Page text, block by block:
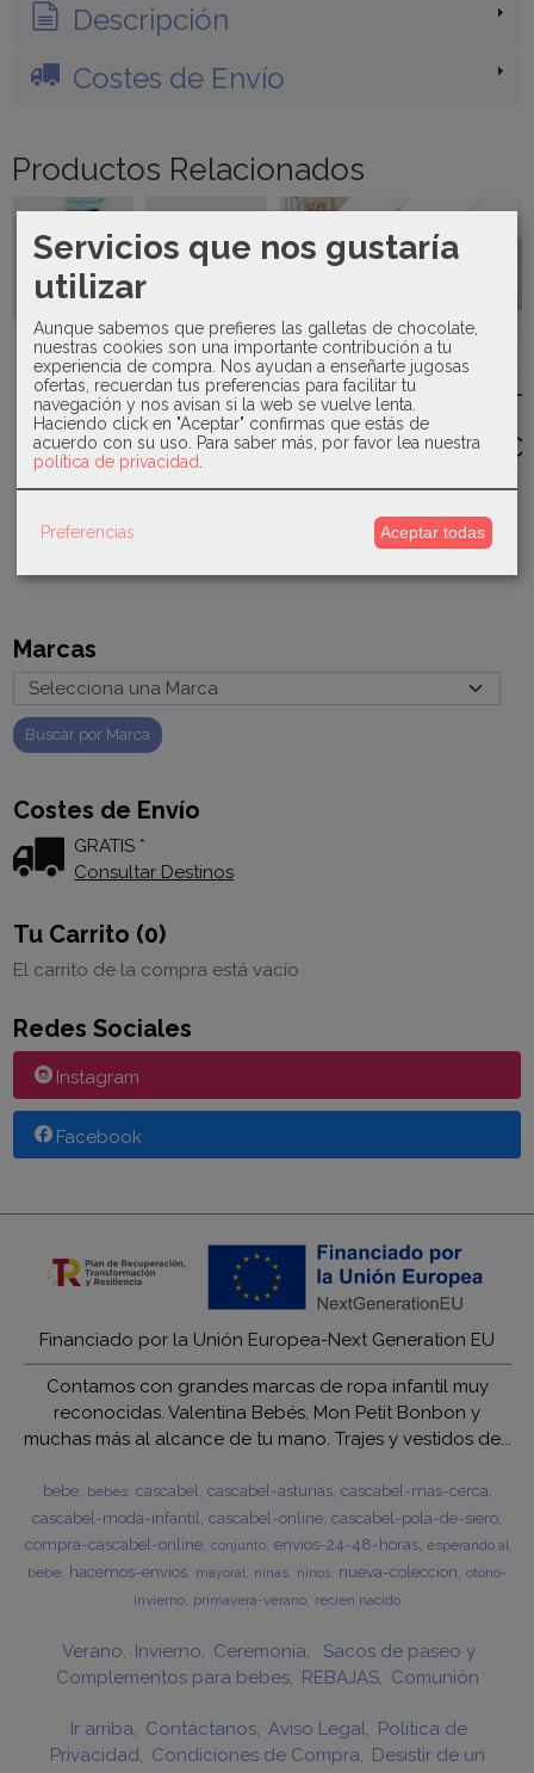
Marcas
Costes de Envío
GRATIS *
Consultar Destinos
Tu Carrito (0)
El carrito de la compra está vacío
Redes Sociales
Instagram
Facebook
Descripción
Costes de Envío
Productos Relacionados
Sardon -
Conjunto
San
Francisco...
46,00 €
Mayoral -
Set 2
pijamas
tundosados...
38,00 €
Agotado
Babero
impermeable
con...
9,00 €
Agotado
Juliana-
Manta Lin
Bodoques-
29,90 €
Financiado por la Unión Europea-Next Generation EU
Contamos con grandes marcas de ropa infantil muy
reconocidas. Valentina Bebés, Mon Petit Bonbon y
muchas más al alcance de tu mano. Trajes y vestidos de...
bebe bebes cascabel cascabel-asturias cascabel-mas-cerca
cascabel-moda-infantil cascabel-online cascabel-pola-de-siero
compra-cascabel-online conjunto envios-24-48-horas esperando al
bebe hacemos-envios mayoral ninas ninos nueva-coleccion otono-
invierno primavera-verano recien nacido
Verano Invierno Ceremonia
Sacos de paseo y
Complementos para bebes
REBAJAS Comunión
Ir arriba Contáctanos Aviso Legal
Política de
Privacidad
Condiciones de Compra
Desistir de un
Servicios que nos gustaría
utilizar
Aunque sabemos que prefieres las galletas de chocolate,
nuestras cookies son una importante contribución a tu
experiencia de compra. Nos ayudan a enseñarte jugosas
ofertas, recuerdan tus preferencias para facilitar tu
navegación y nos avisan si la web se vuelve lenta.
Haciendo click en "Aceptar" confirmas que estás de
acuerdo con su uso. Para saber más, por favor lea nuestra
política de privacidad
Preferencias Aceptar todas